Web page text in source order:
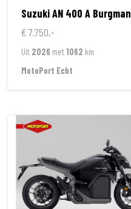
SuzukiAN 400 A Burgman
€ 7.750,-
Uit 2026 met 1062 km
MotoPort Echt